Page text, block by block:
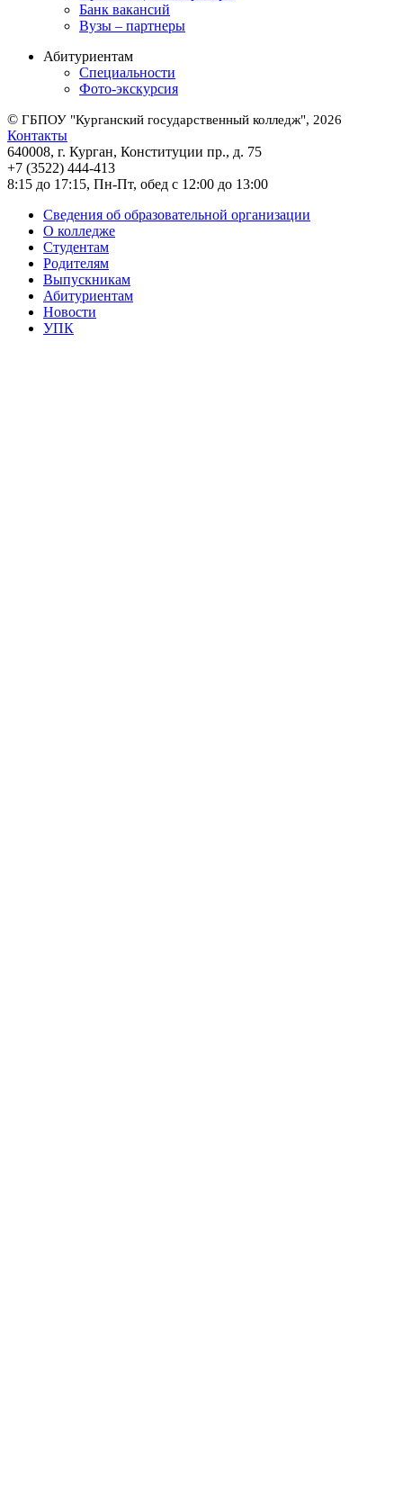
Банк вакансий
Вузы – партнеры
Абитуриентам
Специальности
Фото-экскурсия
© ГБПОУ "Курганский государственный колледж", 2026
Контакты
640008, г. Курган, Конституции пр., д. 75
+7 (3522) 444-413
8:15 до 17:15, Пн-Пт, обед с 12:00 до 13:00
Сведения об образовательной организации
О колледже
Студентам
Родителям
Выпускникам
Абитуриентам
Новости
УПК